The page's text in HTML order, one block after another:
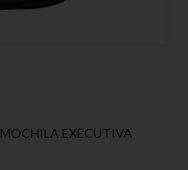
EXECUTIVA